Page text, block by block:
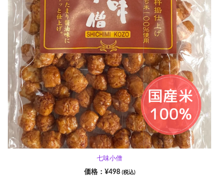
七味小僧
¥498 (税込)